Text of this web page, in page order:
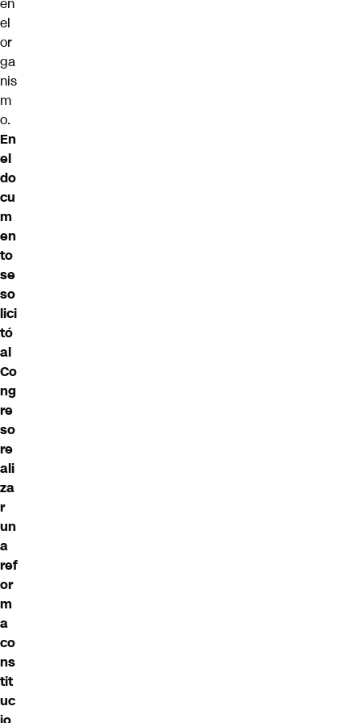
el
or
ga
nis
m
o.
En
el
do
cu
m
en
to
se
so
lici
tó
al
Co
ng
re
so
re
ali
za
r
un
a
ref
or
m
a
co
ns
tit
uc